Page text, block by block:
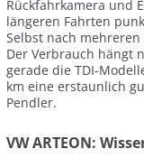
Rückfahrkamera und
längeren Fahrten
Selbst nach
Der Verbrauch hängt
gerade die TDI-
km eine erstaunlich
Pendler.
VW ARTEON: